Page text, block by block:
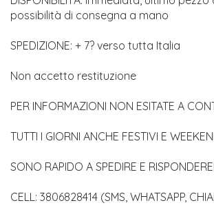
possibilità di consegna a mano
SPEDIZIONE: + 7? verso tutta Italia
Non accetto restituzione
PER INFORMAZIONI NON ESITATE A
TUTTI I GIORNI ANCHE FESTIVI E
SONO RAPIDO A SPEDIRE E RISPONDERE!
CELL: 3806828414 (SMS, WHATSAPP,